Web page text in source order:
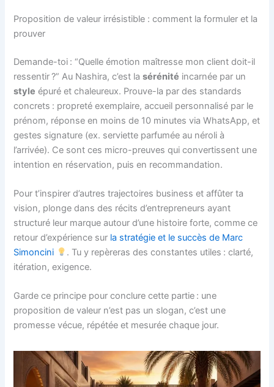
Proposition de valeur irrésistible : comment la formuler et la
prouver
Demande-toi : “Quelle émotion maîtresse mon client doit-il
ressentir ?” Au Nashira, c’est lasérénité incarnée par un
style épuré et chaleureux. Prouve-la par des standards
concrets : propreté exemplaire, accueil personnalisé par le
prénom, réponse en moins de 10 minutes via WhatsApp, et
gestes signature (ex. serviette parfumée au néroli à
l’arrivée). Ce sont ces micro-preuves qui convertissent une
intention en réservation, puis en recommandation.
Pour t’inspirer d’autres trajectoires business et affûter ta
vision, plonge dans des récits d’entrepreneurs ayant
structuré leur marque autour d’une histoire forte, comme ce
retour d’expérience sur la stratégie et le succès de Marc
Simoncini
. Tu y repèreras des constantes utiles : clarté,
itération, exigence.
Garde ce principe pour conclure cette partie : une
proposition de valeur n’est pas un slogan, c’est une
promesse vécue, répétée et mesurée chaque jour.